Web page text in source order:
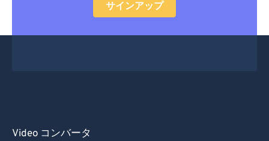
サインアップ
Video コンバータ